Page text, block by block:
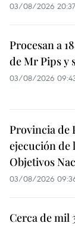
03/08/2026 20:37
Procesan a
de Mr Pips y
03/08/2026
Provincia de
ejecución de
Objetivos
03/08/2026
Cerca de mil